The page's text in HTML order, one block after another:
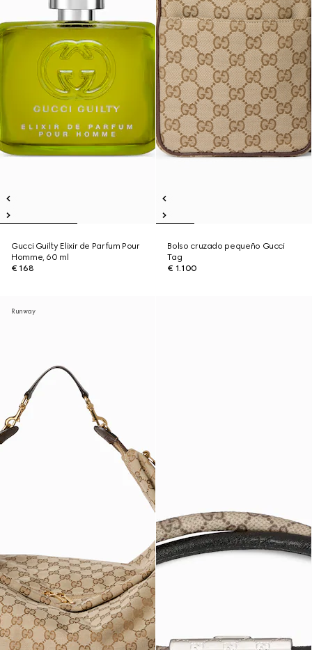
Gucci Guilty Elixir de Parfum Pour
Homme, 60 ml
€ 168
Bolso cruzado pequeño Gucci
Tag
€ 1.100
Runway